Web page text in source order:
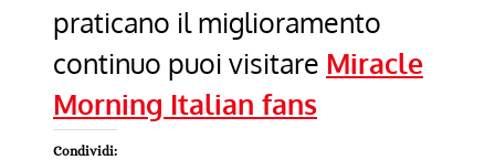
praticano il miglioramento
continuo puoi visitare Miracle
Morning Italian fans
Condividi: